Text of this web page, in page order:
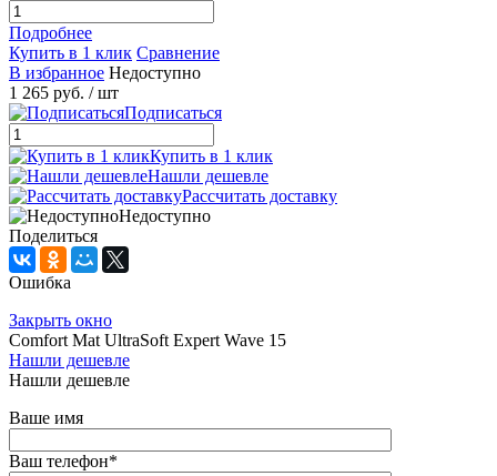
Подробнее
Купить в 1 клик Сравнение
В избранное Недоступно
1 265 руб. / шт
Подписаться
Купить в 1 клик
Нашли дешевле
Рассчитать доставку
Недоступно
Поделиться
Ошибка
Закрыть окно
Comfort Mat UltraSoft Expert Wave 15
Нашли дешевле
Нашли дешевле
Ваше имя
Ваш телефон*